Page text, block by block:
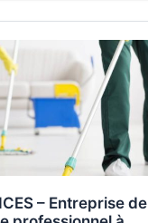
– Entreprise de